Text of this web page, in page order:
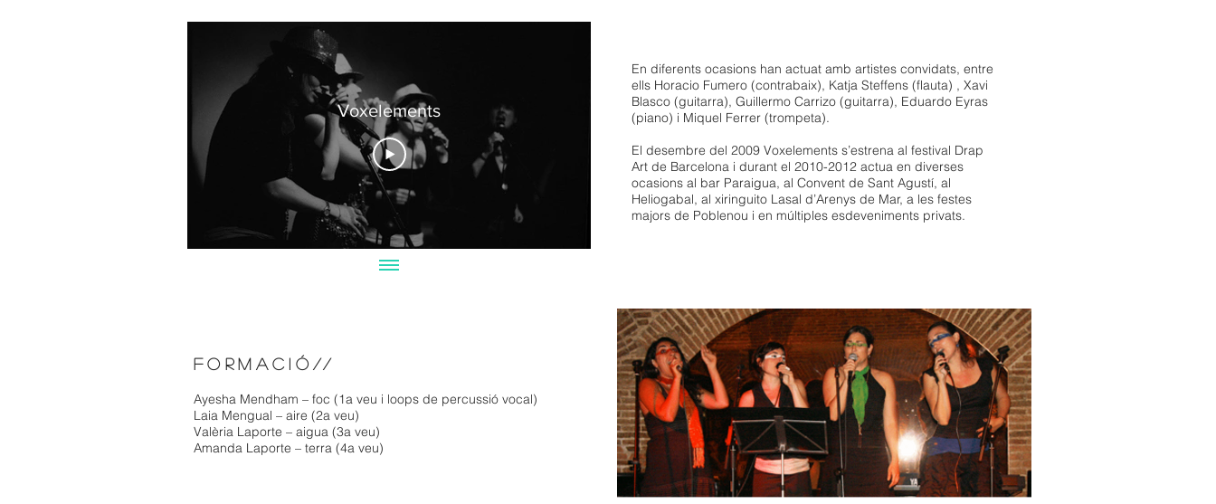
Voxelements
En diferents ocasions han actuat amb artistes convidats, entre
ells Horacio Fumero (contrabaix), Katja Steffens (flauta) , Xavi
Blasco (guitarra), Guillermo Carrizo (guitarra), Eduardo Eyras
(piano) i Miquel Ferrer (trompeta).
El desembre del 2009 Voxelements s’estrena al festival Drap
Art de Barcelona i durant el 2010-2012 actua en diverses
ocasions al bar Paraigua, al Convent de Sant Agustí, al
Heliogabal, al xiringuito Lasal d’Arenys de Mar, a les festes
majors de Poblenou i en múltiples esdeveniments privats.
Formació //
Ayesha Mendham – foc (1a veu i loops de percussió vocal)
Laia Mengual – aire (2a veu)
Valèria Laporte – aigua (3a veu)
Amanda Laporte – terra (4a veu)